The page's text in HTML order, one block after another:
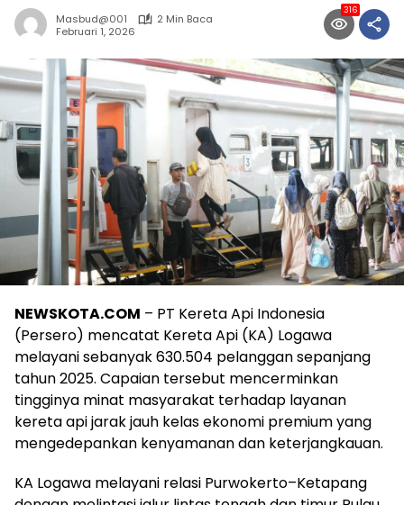
Masbud@001
2 Min Baca
Februari 1, 2026
316
NEWSKOTA.COM – PT Kereta Api Indonesia
(Persero) mencatat Kereta Api (KA) Logawa
melayani sebanyak 630.504 pelanggan sepanjang
tahun 2025. Capaian tersebut mencerminkan
tingginya minat masyarakat terhadap layanan
kereta api jarak jauh kelas ekonomi premium yang
mengedepankan kenyamanan dan keterjangkauan.
KA Logawa melayani relasi Purwokerto–Ketapang